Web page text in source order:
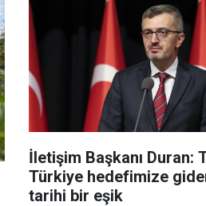
İletişim Başkanı Duran:
Türkiye hedefimize
tarihi bir eşik